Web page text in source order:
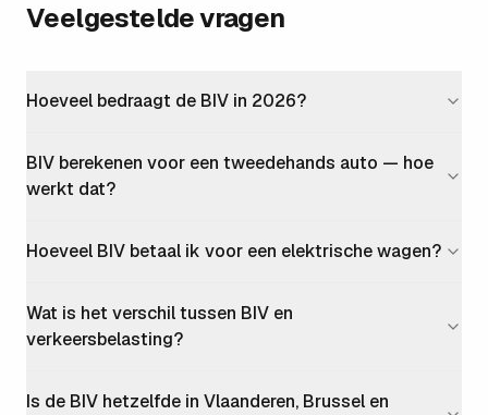
Veelgestelde vragen
Hoeveel bedraagt de BIV in 2026?
BIV berekenen voor een tweedehands auto — hoe
werkt dat?
Hoeveel BIV betaal ik voor een elektrische wagen?
Wat is het verschil tussen BIV en
verkeersbelasting?
Is de BIV hetzelfde in Vlaanderen, Brussel en